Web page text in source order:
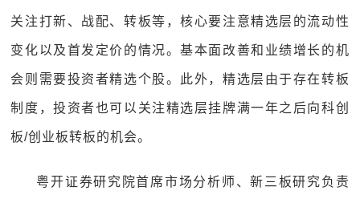
关注打新、战配、转板等，核心要注意精选层的流动性
变化以及首发定价的情况。基本面改善和业绩增长的机
会则需要投资者精选个股。此外，精选层由于存在转板
制度，投资者也可以关注精选层挂牌满一年之后向科创
板/创业板转板的机会。
粤开证券研究院首席市场分析师、新三板研究负责